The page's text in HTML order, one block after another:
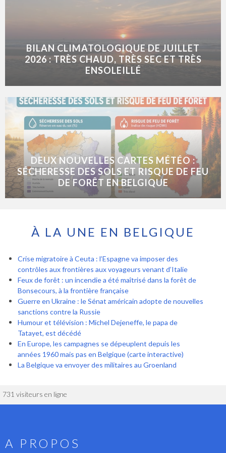
BILAN CLIMATOLOGIQUE DE JUILLET
2026 : TRÈS CHAUD, TRÈS SEC ET TRÈS
ENSOLEILLÉ
DEUX NOUVELLES CARTES MÉTÉO :
SÉCHERESSE DES SOLS ET RISQUE DE FEU
DE FORÊT EN BELGIQUE
À LA UNE EN BELGIQUE
Crise migratoire à Ceuta : l’Espagne va imposer des
contrôles aux frontières aux voyageurs venant d’Italie
Feux de forêt : un incendie a été maîtrisé dans la forêt de
Bonsecours, à la frontière française
Guerre en Ukraine : le Sénat américain adopte de nouvelles
sanctions contre la Russie
Humour et télévision : Michel Dejeneffe, le papa de
Tatayet, est décédé
En Europe, les campagnes se dépeuplent depuis les
années 1960 mais pas en Belgique (carte interactive)
La Belgique va envoyer des militaires au Groenland
731 visiteurs en ligne
A PROPOS